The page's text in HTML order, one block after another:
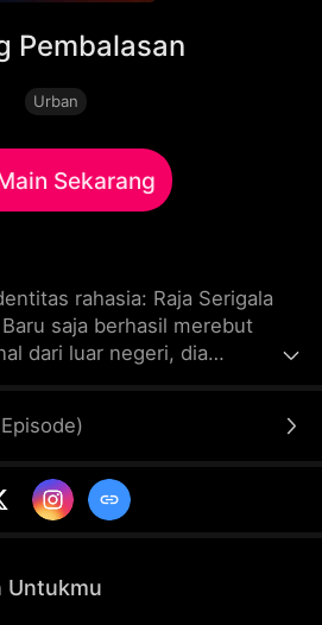
Pembalasan
Urban
Sekarang
rahasia: Raja Serigala
saja berhasil merebut
dari luar negeri, dia
parah. Dalam amarah yang
dalang kejahatan,
gelap, menegakkan
Episode)
Untukmu